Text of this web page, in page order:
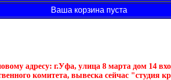
Ваша корзина пуста
адресу: г.Уфа, улица 8 марта дом 14
комитета, вывеска сейчас "студия